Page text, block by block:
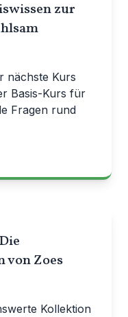
zur
nächste Kurs
Basis-Kurs für
Fragen rund
von Zoes
Kollektion